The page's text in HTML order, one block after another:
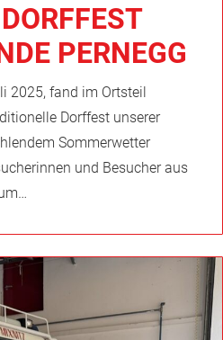
PERNEGG
2025, fand im Ortsteil
Dorffest unserer
Sommerwetter
und Besucher aus